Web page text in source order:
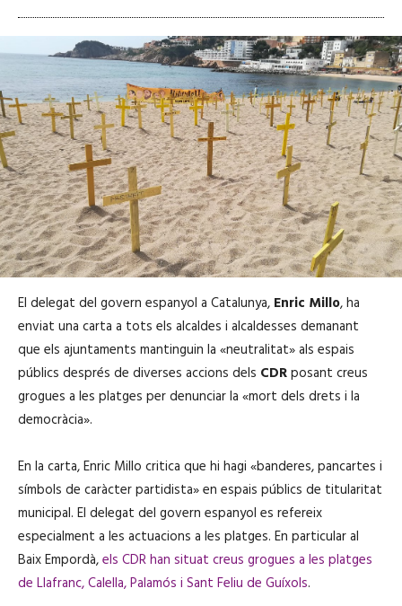
El delegat del govern espanyol a Catalunya, Enric Millo, ha
enviat una carta a tots els alcaldes i alcaldesses demanant
que els ajuntaments mantinguin la «neutralitat» als espais
públics després de diverses accions dels CDRposant creus
grogues a les platges per denunciar la «mort dels drets i la
democràcia».
En la carta, Enric Millo critica que hi hagi «banderes, pancartes i
símbols de caràcter partidista» en espais públics de titularitat
municipal. El delegat del govern espanyol es refereix
especialment a les actuacions a les platges. En particular al
Baix Empordà,els CDR han situat creus grogues a les platges
de Llafranc, Calella, Palamós i Sant Feliu de Guíxols.